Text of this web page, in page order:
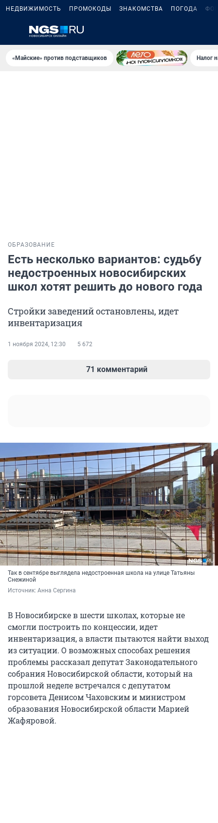
НЕДВИЖИМОСТЬ ПРОМОКОДЫ ЗНАКОМСТВА ПОГОДА
«Майские» против подставщиков Налог
ОБРАЗОВАНИЕ
Есть несколько вариантов: судьбу
недостроенных новосибирских
школ хотят решить до нового года
Стройки заведений остановлены, идет
инвентаризация
1 ноября 2024, 12:30 5 672
71 комментарий
Так в сентябре выглядела недостроенная школа на улице Татьяны
Снежиной
Источник: Анна Сергина
В Новосибирске в шести школах, которые не
смогли построить по концессии, идет
инвентаризация, а власти пытаются найти выход
из ситуации. О возможных способах решения
проблемы рассказал депутат Законодательного
собрания Новосибирской области, который на
прошлой неделе встречался с депутатом
горсовета Денисом Чаховским и министром
образования Новосибирской области Марией
Жафяровой.